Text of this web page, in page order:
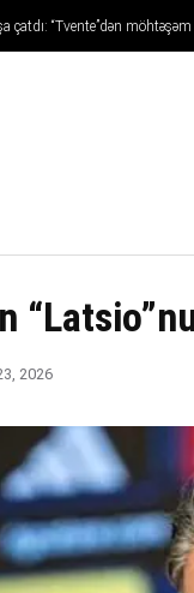
“Tvente”dən möhtəşəm
2026